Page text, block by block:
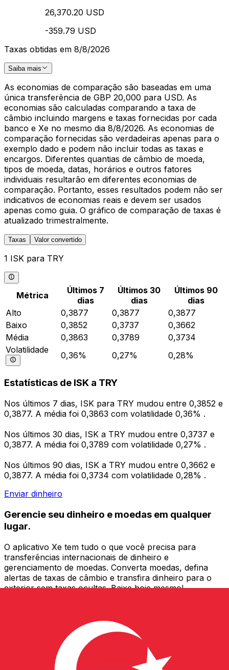
26,370.20 USD
-359.79 USD
Taxas obtidas em 8/8/2026
Saiba mais
As economias de comparação são baseadas em uma
única transferência de GBP 20,000 para USD. As
economias são calculadas comparando a taxa de
câmbio incluindo margens e taxas fornecidas por cada
banco e Xe no mesmo dia 8/8/2026. As economias de
comparação fornecidas são verdadeiras apenas para o
exemplo dado e podem não incluir todas as taxas e
encargos. Diferentes quantias de câmbio de moeda,
tipos de moeda, datas, horários e outros fatores
individuais resultarão em diferentes economias de
comparação. Portanto, esses resultados podem não ser
indicativos de economias reais e devem ser usados
apenas como guia. O gráfico de comparação de taxas é
atualizado trimestralmente.
Taxas Valor convertido
1 ISK para TRY
Métrica
Últimos 7
dias
Últimos 30
dias
Últimos 90
dias
Alto
0,3877 0,3877
0,3877
Baixo
0,3852 0,3737
0,3662
Média
0,3863 0,3789
0,3734
Volatilidade
0,36% 0,27% 0,28%
Estatísticas de ISK a TRY
Nos últimos 7 dias, ISK para TRY mudou entre 0,3852 e
0,3877. A média foi 0,3863 com volatilidade 0,36% .
Nos últimos 30 dias, ISK a TRY mudou entre 0,3737 e
0,3877. A média foi 0,3789 com volatilidade 0,27% .
Nos últimos 90 dias, ISK a TRY mudou entre 0,3662 e
0,3877. A média foi 0,3734 com volatilidade 0,28% .
Enviar dinheiro
Gerencie seu dinheiro e moedas em qualquer
lugar.
O aplicativo Xe tem tudo o que você precisa para
transferências internacionais de dinheiro e
gerenciamento de moedas. Converta moedas, defina
alertas de taxas de câmbio e transfira dinheiro para o
exterior sem taxas ocultas. Baixe hoje mesmo!